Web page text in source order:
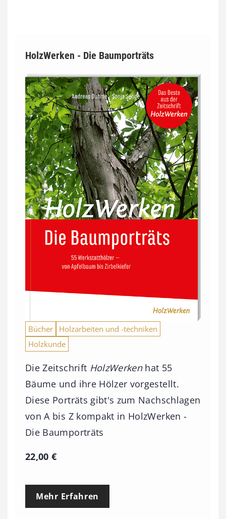
HolzWerken - Die Baumporträts
Bücher
Holzarbeiten und -techniken
Holzkunde
Die Zeitschrift HolzWerkenhat 55
Bäume und ihre Hölzer vorgestellt.
Diese Porträts gibt's zum Nachschlagen
von A bis Z kompakt in HolzWerken -
Die Baumporträts
22,00€
Mehr Erfahren